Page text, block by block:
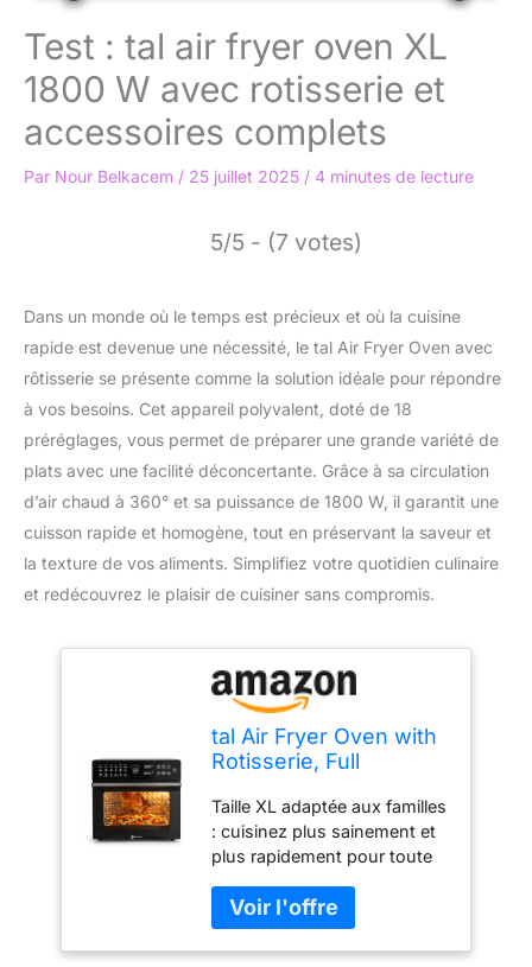
Test : tal air fryer oven XL
1800 W avec rotisserie et
accessoires complets
Par Nour Belkacem / 25 juillet 2025 / 4 minutes de lecture
5/5 - (7 votes)
Dans un monde où le temps est précieux et où la cuisine
rapide est devenue une nécessité, le tal Air Fryer Oven avec
rôtisserie se présente comme la solution idéale pour répondre
à vos besoins. Cet appareil polyvalent, doté de 18
préréglages, vous permet de préparer une grande variété de
plats avec une facilité déconcertante. Grâce à sa circulation
d’air chaud à 360° et sa puissance de 1800 W, il garantit une
cuisson rapide et homogène, tout en préservant la saveur et
la texture de vos aliments. Simplifiez votre quotidien culinaire
et redécouvrez le plaisir de cuisiner sans compromis.
tal Air Fryer Oven with
Rotisserie, Full
Family Sized 18-in-1
Preset, Dual Cook,
Smart Dial, 360° Hot
Air Circulation, Time &
Temp Control, Fast
Cooking - 1800 W
Taille XL adaptée aux familles
: cuisinez plus sainement et
plus rapidement pour toute
friteuse numérique BridgePro
de 30 L. Sa grande capacité
de 30 l et sa puissance de